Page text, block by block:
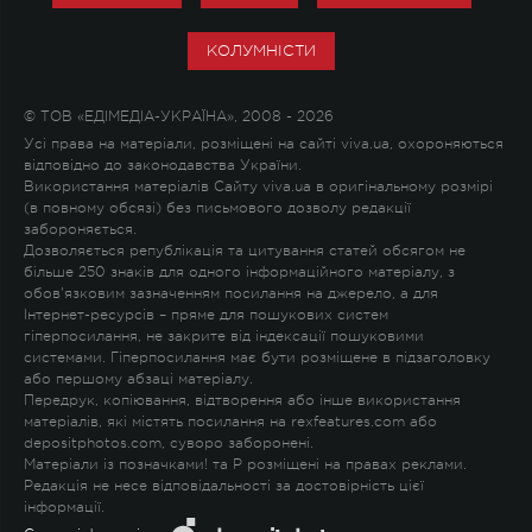
КОЛУМНІСТИ
© ТОВ «ЕДІМЕДІА-УКРАЇНА», 2008 - 2026
Усі права на матеріали, розміщені на сайті viva.ua, охороняються
відповідно до законодавства України.
Використання матеріалів Сайту viva.ua в оригінальному розмірі
(в повному обсязі) без письмового дозволу редакції
забороняється.
Дозволяється републікація та цитування статей обсягом не
більше 250 знаків для одного інформаційного матеріалу, з
обов'язковим зазначенням посилання на джерело, а для
Інтернет-ресурсів – пряме для пошукових систем
гіперпосилання, не закрите від індексації пошуковими
системами. Гіперпосилання має бути розміщене в підзаголовку
або першому абзаці матеріалу.
Передрук, копіювання, відтворення або інше використання
матеріалів, які містять посилання на rexfeatures.com або
depositphotos.com, суворо заборонені.
Матеріали із позначками! та P розміщені на правах реклами.
Редакція не несе відповідальності за достовірність цієї
інформації.